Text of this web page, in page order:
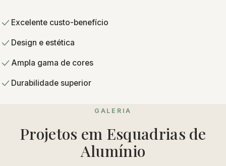
Excelente custo-benefício
Design e estética
Ampla gama de cores
Durabilidade superior
GALERIA
Projetos em Esquadrias de
Alumínio